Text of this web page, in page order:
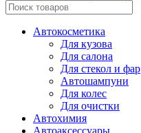
Автокосметика
Для кузова
Для салона
Для стекол и фар
Автошампуни
Для колес
Для очистки
Автохимия
Автоаксессуары